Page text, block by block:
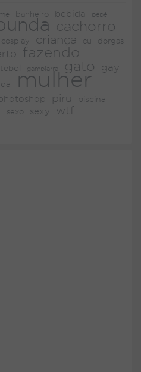
banheiro bebida bebê
cachorro
cosplay criança cu dorgas
fazendo
gambiarra gato gay
mulher
photoshop piru piscina
sexo sexy wtf